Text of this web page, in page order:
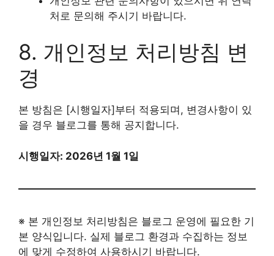
처로 문의해 주시기 바랍니다.
8. 개인정보 처리방침 변
경
본 방침은 [시행일자]부터 적용되며, 변경사항이 있
을 경우 블로그를 통해 공지합니다.
시행일자: 2026년 1월 1일
※ 본 개인정보 처리방침은 블로그 운영에 필요한 기
본 양식입니다. 실제 블로그 환경과 수집하는 정보
에 맞게 수정하여 사용하시기 바랍니다.